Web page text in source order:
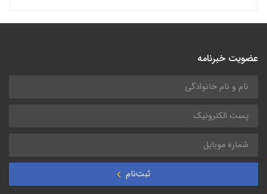
عضویت خبرنامه
ثبت‌نام